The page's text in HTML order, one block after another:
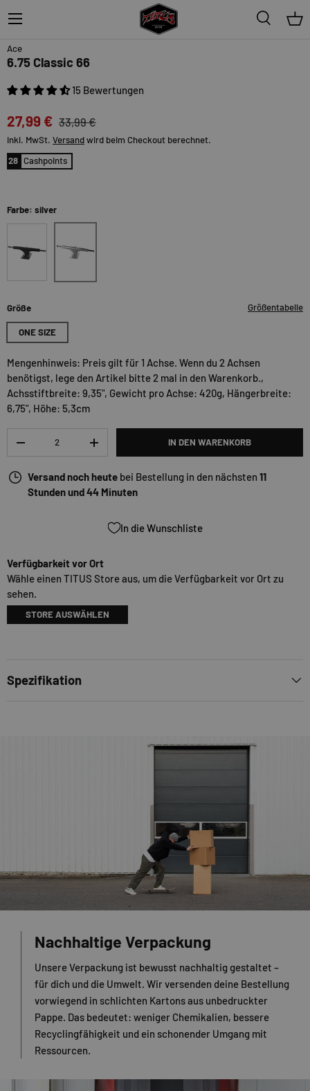
Suche
Menü
18%
Ace
6.75 Classic 66
15 Bewertungen
27,99 € 33,99 €
inkl. MwSt. Versandwird beim Checkout berechnet.
28 Cashpoints
Farbe: silver
Größe Größentabelle
ONE SIZE
Mengenhinweis: Preis gilt für 1 Achse. Wenn du 2 Achsen
benötigst, lege den Artikel bitte 2 mal in den Warenkorb.,
Achsstiftbreite: 9,35", Gewicht pro Achse: 420g, Hängerbreite:
6,75", Höhe: 5,3cm
-
+ IN DEN WARENKORB
Versand noch heute bei Bestellung in den nächsten 11
Stunden und 44 Minuten
In die Wunschliste
Verfügbarkeit vor Ort
Wähle einen TITUS Store aus, um die Verfügbarkeit vor Ort zu
sehen.
STORE AUSWÄHLEN
Spezifikation
Nachhaltige Verpackung
Unsere Verpackung ist bewusst nachhaltig gestaltet –
für dich und die Umwelt. Wir versenden deine Bestellung
vorwiegend in schlichten Kartons aus unbedruckter
Pappe. Das bedeutet: weniger Chemikalien, bessere
Recyclingfähigkeit und ein schonender Umgang mit
Ressourcen.